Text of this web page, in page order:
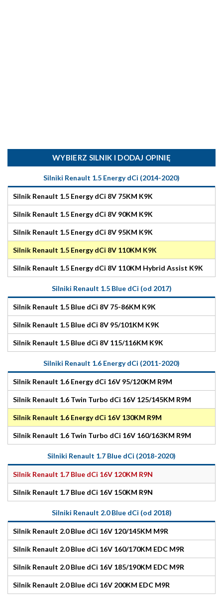
WYBIERZ SILNIK I DODAJ OPINIĘ
Silniki Renault 1.5 Energy dCi (2014-2020)
Silnik Renault 1.5 Energy dCi 8V 75KM K9K
Silnik Renault 1.5 Energy dCi 8V 90KM K9K
Silnik Renault 1.5 Energy dCi 8V 95KM K9K
Silnik Renault 1.5 Energy dCi 8V 110KM K9K
Silnik Renault 1.5 Energy dCi 8V 110KM Hybrid Assist K9K
Silniki Renault 1.5 Blue dCi (od 2017)
Silnik Renault 1.5 Blue dCi 8V 75-86KM K9K
Silnik Renault 1.5 Blue dCi 8V 95/101KM K9K
Silnik Renault 1.5 Blue dCi 8V 115/116KM K9K
Silniki Renault 1.6 Energy dCi (2011-2020)
Silnik Renault 1.6 Energy dCi 16V 95/120KM R9M
Silnik Renault 1.6 Twin Turbo dCi 16V 125/145KM R9M
Silnik Renault 1.6 Energy dCi 16V 130KM R9M
Silnik Renault 1.6 Twin Turbo dCi 16V 160/163KM R9M
Silniki Renault 1.7 Blue dCi (2018-2020)
Silnik Renault 1.7 Blue dCi 16V 120KM R9N
Silnik Renault 1.7 Blue dCi 16V 150KM R9N
Silniki Renault 2.0 Blue dCi (od 2018)
Silnik Renault 2.0 Blue dCi 16V 120/145KM M9R
Silnik Renault 2.0 Blue dCi 16V 160/170KM EDC M9R
Silnik Renault 2.0 Blue dCi 16V 185/190KM EDC M9R
Silnik Renault 2.0 Blue dCi 16V 200KM EDC M9R